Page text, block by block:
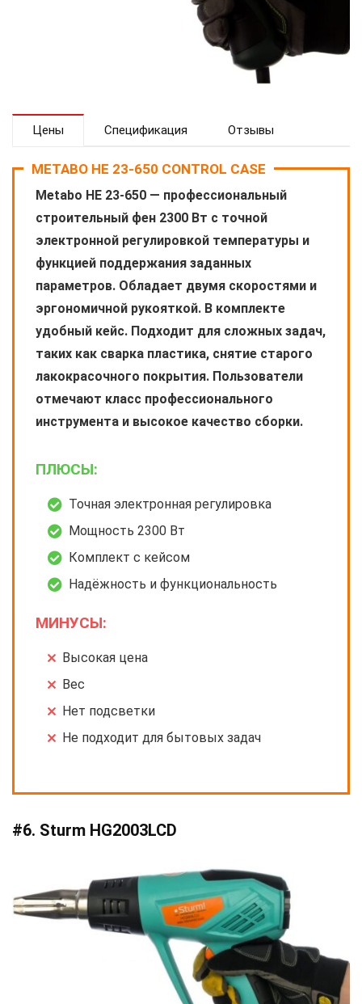
Цены Спецификация Отзывы
METABO HE 23-650 CONTROL CASE
Metabo HE 23-650 — профессиональный
строительный фен 2300 Вт с точной
электронной регулировкой температуры и
функцией поддержания заданных
параметров. Обладает двумя скоростями и
эргономичной рукояткой. В комплекте
удобный кейс. Подходит для сложных задач,
таких как сварка пластика, снятие старого
лакокрасочного покрытия. Пользователи
отмечают класс профессионального
инструмента и высокое качество сборки.
ПЛЮСЫ:
Точная электронная регулировка
Мощность 2300 Вт
Комплект с кейсом
Надёжность и функциональность
МИНУСЫ:
Высокая цена
Вес
Нет подсветки
Не подходит для бытовых задач
#6. Sturm HG2003LCD